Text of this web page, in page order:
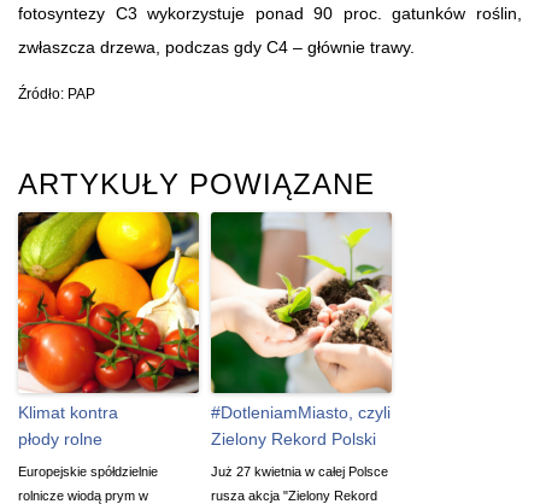
fotosyntezy C3 wykorzystuje ponad 90 proc. gatunków roślin,
zwłaszcza drzewa, podczas gdy C4 – głównie trawy.
Źródło: PAP
ARTYKUŁY POWIĄZANE
Klimat kontra
płody rolne
Europejskie spółdzielnie
rolnicze wiodą prym w
#DotleniamMiasto, czyli
Zielony Rekord Polski
Już 27 kwietnia w całej Polsce
rusza akcja "Zielony Rekord